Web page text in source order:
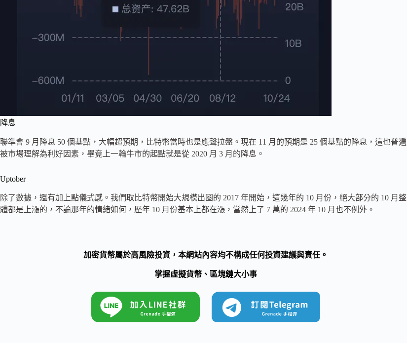
降息
聯準會 9 月降息 50 個基點，大幅超預期，比特幣當時也是應聲拉盤。現在 11 月的預期是 25 個基點的降息，這也普遍
被市場理解為利好因素，畢竟上一輪牛市的起點就是從 2020 月 3 月的降息。
Uptober
除了數據，還有加上點儀式感。我們取比特幣開始大規模出圈的 2017 年開始，這幾年的 10 月份，絕大部分的 10 月整
體都是上漲的，不論那年的情緒如何，歷年 10 月份基本上都在漲，當然上了 7 萬的 2024 年 10 月也不例外。
加密貨幣屬於高風險投資，本網站內容均不構成任何投資建議與責任。
掌握虛擬貨幣、區塊鏈大小事